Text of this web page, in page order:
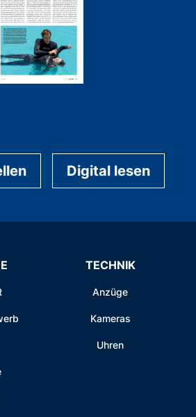
Digital lesen
TECHNIK
Anzüge
Kameras
Uhren